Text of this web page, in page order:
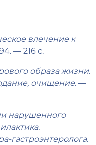
влечение к
— 216 с.
образа жизни.
очищение.—
нарушенного
гастроэнтеролога.